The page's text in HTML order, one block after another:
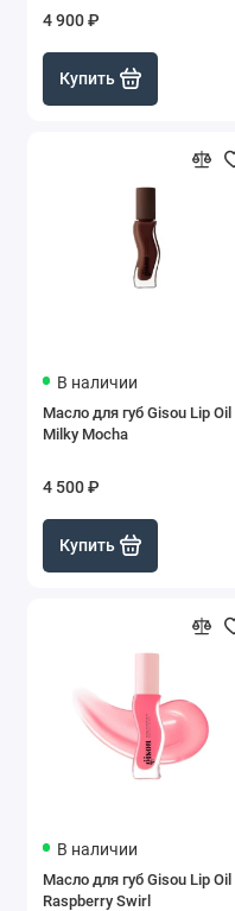
4 900 ₽
Купить
В наличии
Масло для губ Gisou Lip Oil
Milky Mocha
4 500 ₽
Купить
В наличии
Масло для губ Gisou Lip Oil
Raspberry Swirl